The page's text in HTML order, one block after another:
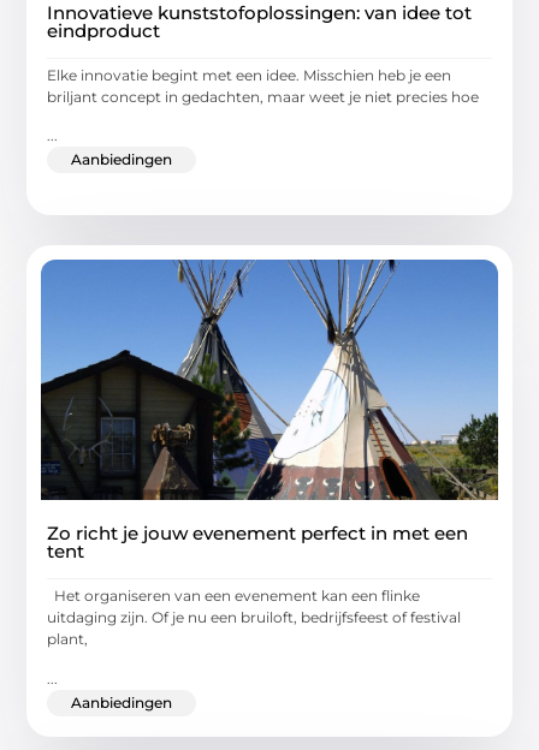
Innovatieve kunststofoplossingen: van idee tot
eindproduct
Elke innovatie begint met een idee. Misschien heb je een
briljant concept in gedachten, maar weet je niet precies hoe
...
Aanbiedingen
Zo richt je jouw evenement perfect in met een
tent
Het organiseren van een evenement kan een flinke
uitdaging zijn. Of je nu een bruiloft, bedrijfsfeest of festival
plant,
Aanbiedingen